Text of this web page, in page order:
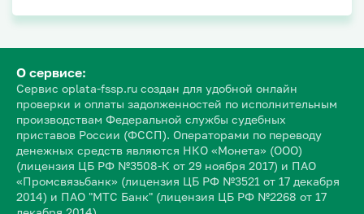
О сервисе:
Сервис oplata-fssp.ru создан для удобной онлайн
проверки и оплаты задолженностей по исполнительным
производствам Федеральной службы судебных
приставов России (ФССП). Операторами по переводу
денежных средств являются НКО «Монета» (ООО)
(лицензия ЦБ РФ №3508-К от 29 ноября 2017) и ПАО
«Промсвязьбанк» (лицензия ЦБ РФ №3521 от 17 декабря
2014) и ПАО "МТС Банк" (лицензия ЦБ РФ №2268 от 17